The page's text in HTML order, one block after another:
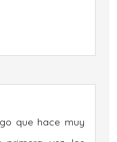
que hace muy